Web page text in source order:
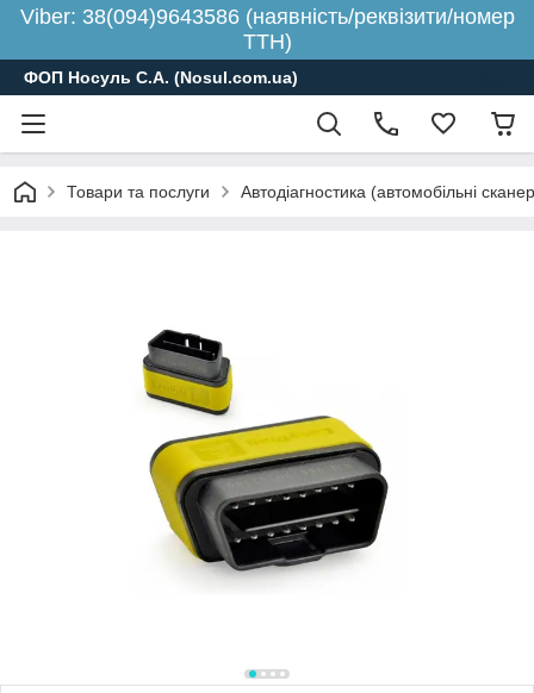
Viber: 38(094)9643586 (наявність/реквізити/номер
ТТН)
ФОП Носуль С.А. (Nosul.com.ua)
Товари та послуги Автодіагностика (автомобільні